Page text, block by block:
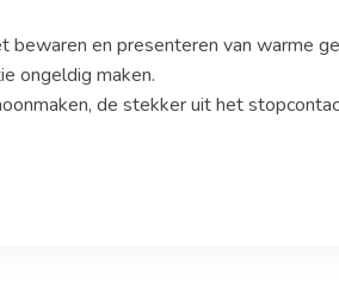
en presenteren van warme
ongeldig maken.
de stekker uit het